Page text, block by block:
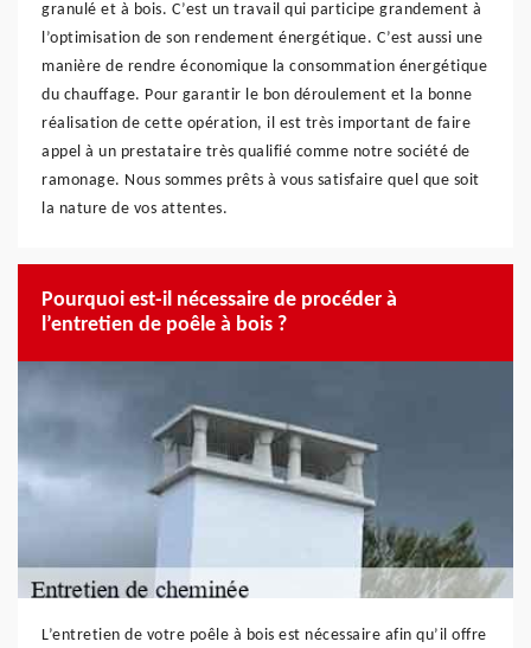
granulé et à bois. C’est un travail qui participe grandement à
l’optimisation de son rendement énergétique. C’est aussi une
manière de rendre économique la consommation énergétique
du chauffage. Pour garantir le bon déroulement et la bonne
réalisation de cette opération, il est très important de faire
appel à un prestataire très qualifié comme notre société de
ramonage. Nous sommes prêts à vous satisfaire quel que soit
la nature de vos attentes.
Pourquoi est-il nécessaire de procéder à
l’entretien de poêle à bois ?
L’entretien de votre poêle à bois est nécessaire afin qu’il offre